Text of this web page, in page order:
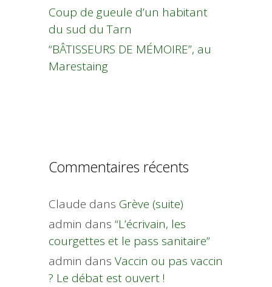
Coup de gueule d’un habitant
du sud du Tarn
“BÂTISSEURS DE MÉMOIRE”, au
Marestaing
Commentaires récents
Claude dans Grève (suite)
admin dans “L’écrivain, les
courgettes et le pass sanitaire”
admin dans Vaccin ou pas vaccin
? Le débat est ouvert !